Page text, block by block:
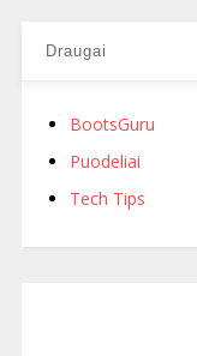
Draugai
BootsGuru
Puodeliai
Tech Tips